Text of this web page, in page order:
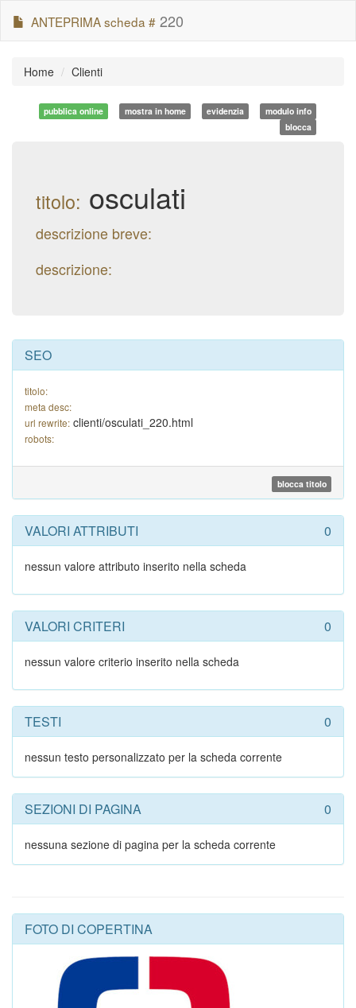
ANTEPRIMA scheda # 220
Home Clienti
pubblica online mostra in home evidenzia
modulo info
blocca
titolo: osculati
descrizione breve:
descrizione:
SEO
titolo:
meta desc:
url rewrite: clienti/osculati_220.html
robots:
blocca titolo
VALORI ATTRIBUTI 0
nessun valore attributo inserito nella scheda
VALORI CRITERI 0
nessun valore criterio inserito nella scheda
TESTI 0
nessun testo personalizzato per la scheda corrente
SEZIONI DI PAGINA 0
nessuna sezione di pagina per la scheda corrente
FOTO DI COPERTINA